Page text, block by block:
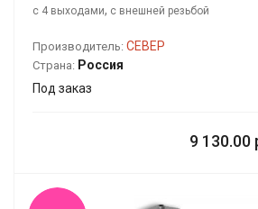
с 4 выходами, с внешней резьбой
Производитель: СЕВЕР
Страна: Россия
Под заказ
9 130.00